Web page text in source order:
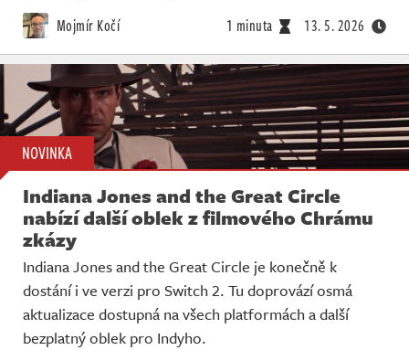
Mojmír Kočí 1 minuta 13. 5. 2026
NOVINKA
Indiana Jones and the Great Circle
nabízí další oblek z filmového Chrámu
zkázy
Indiana Jones and the Great Circle je konečně k
dostání i ve verzi pro Switch 2. Tu doprovází osmá
aktualizace dostupná na všech platformách a další
bezplatný oblek pro Indyho.